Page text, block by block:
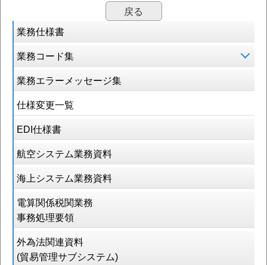
業務仕様書
業務コード集
業務エラーメッセージ集
仕様変更一覧
EDI仕様書
航空システム業務資料
海上システム業務資料
電算関係税関業務
事務処理要領
外為法関連資料
(貿易管理サブシステム)
戻る